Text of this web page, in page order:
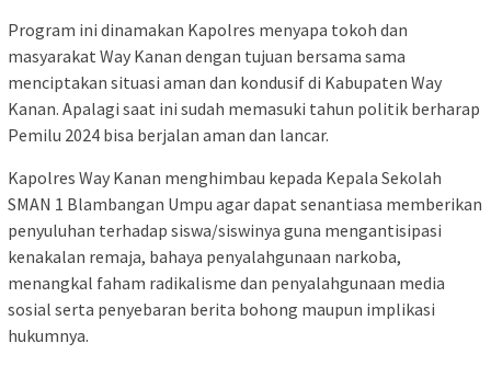
Program ini dinamakan Kapolres menyapa tokoh dan
masyarakat Way Kanan dengan tujuan bersama sama
menciptakan situasi aman dan kondusif di Kabupaten Way
Kanan. Apalagi saat ini sudah memasuki tahun politik berharap
Pemilu 2024 bisa berjalan aman dan lancar.
Kapolres Way Kanan menghimbau kepada Kepala Sekolah
SMAN 1 Blambangan Umpu agar dapat senantiasa memberikan
penyuluhan terhadap siswa/siswinya guna mengantisipasi
kenakalan remaja, bahaya penyalahgunaan narkoba,
menangkal faham radikalisme dan penyalahgunaan media
sosial serta penyebaran berita bohong maupun implikasi
hukumnya.